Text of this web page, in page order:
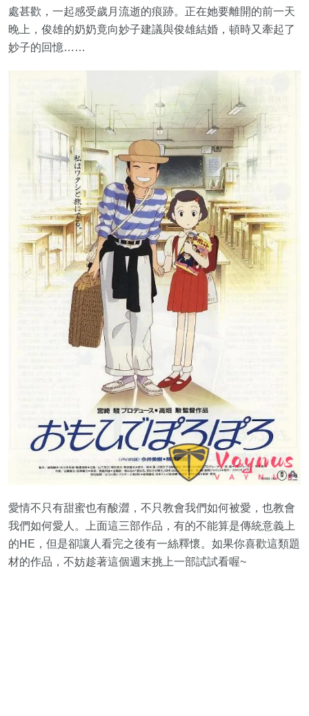
處甚歡，一起感受歲月流逝的痕跡。正在她要離開的前一天
晚上，俊雄的奶奶竟向妙子建議與俊雄結婚，頓時又牽起了
妙子的回憶……
愛情不只有甜蜜也有酸澀，不只教會我們如何被愛，也教會
我們如何愛人。上面這三部作品，有的不能算是傳統意義上
的HE，但是卻讓人看完之後有一絲釋懷。如果你喜歡這類題
材的作品，不妨趁著這個週末挑上一部試試看喔~